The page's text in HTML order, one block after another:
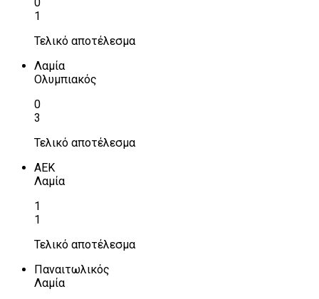
1
Τελικό αποτέλεσμα
Λαμία
Ολυμπιακός
0
3
Τελικό αποτέλεσμα
ΑΕΚ
Λαμία
1
1
Τελικό αποτέλεσμα
Παναιτωλικός
Λαμία